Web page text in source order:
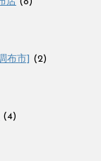
布市]
(2)
(4)